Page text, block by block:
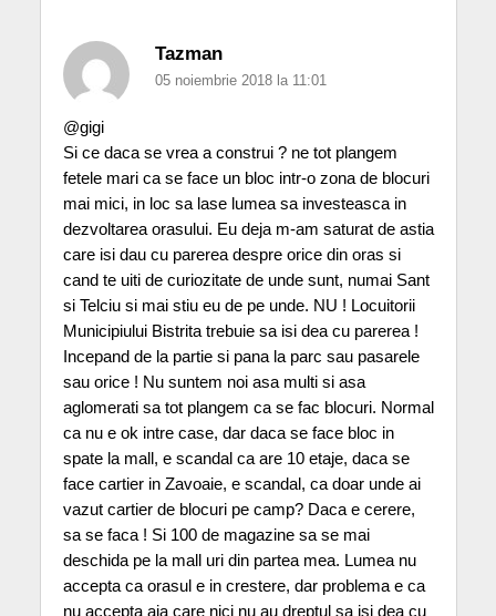
Tazman
05 noiembrie 2018 la 11:01
@gigi
Si ce daca se vrea a construi ? ne tot plangem
fetele mari ca se face un bloc intr-o zona de blocuri
mai mici, in loc sa lase lumea sa investeasca in
dezvoltarea orasului. Eu deja m-am saturat de astia
care isi dau cu parerea despre orice din oras si
cand te uiti de curiozitate de unde sunt, numai Sant
si Telciu si mai stiu eu de pe unde. NU ! Locuitorii
Municipiului Bistrita trebuie sa isi dea cu parerea !
Incepand de la partie si pana la parc sau pasarele
sau orice ! Nu suntem noi asa multi si asa
aglomerati sa tot plangem ca se fac blocuri. Normal
ca nu e ok intre case, dar daca se face bloc in
spate la mall, e scandal ca are 10 etaje, daca se
face cartier in Zavoaie, e scandal, ca doar unde ai
vazut cartier de blocuri pe camp? Daca e cerere,
sa se faca ! Si 100 de magazine sa se mai
deschida pe la mall uri din partea mea. Lumea nu
accepta ca orasul e in crestere, dar problema e ca
nu accepta aia care nici nu au dreptul sa isi dea cu